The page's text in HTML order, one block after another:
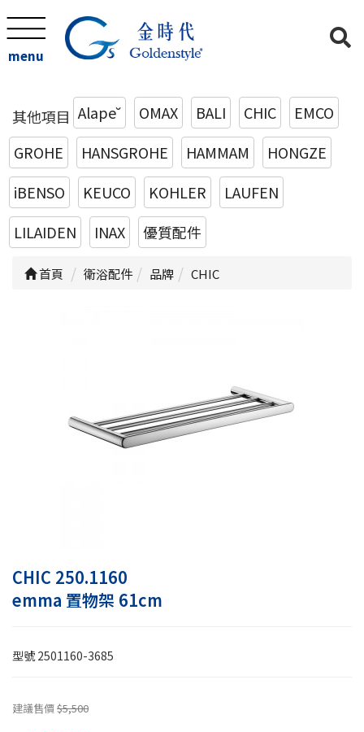
menu
其他項目 Alape˘ OMAX BALI CHIC
EMCO
GROHE
HANSGROHE HAMMAM
HONGZE
iBENSO
KEUCO KOHLER
LAUFEN
LILAIDEN
INAX 優質配件
首頁 衛浴配件 品牌 CHIC
CHIC 250.1160
emma 置物架 61cm
型號2501160-3685
建議售價$5,500